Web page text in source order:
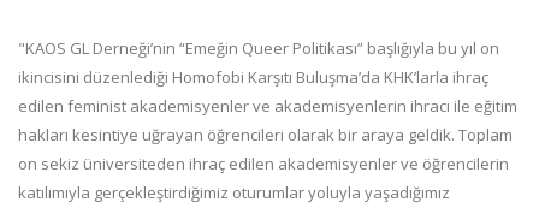
"KAOS GL Derneği’nin “Emeğin Queer Politikası” başlığıyla bu yıl on
ikincisini düzenlediği Homofobi Karşıtı Buluşma’da KHK’larla ihraç
edilen feminist akademisyenler ve akademisyenlerin ihracı ile eğitim
hakları kesintiye uğrayan öğrencileri olarak bir araya geldik. Toplam
on sekiz üniversiteden ihraç edilen akademisyenler ve öğrencilerin
katılımıyla gerçekleştirdiğimiz oturumlar yoluyla yaşadığımız